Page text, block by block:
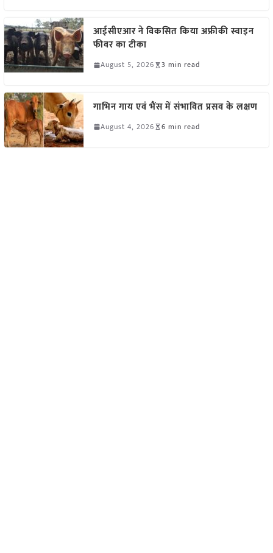
आईसीएआर ने विकसित किया अफ्रीकी स्वाइन
फीवर का टीका
August 5, 2026 3 min read
गाभिन गाय एवं भैंस में संभावित प्रसव के लक्षण
August 4, 2026 6 min read